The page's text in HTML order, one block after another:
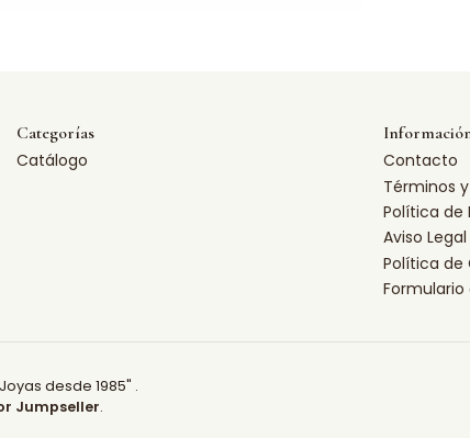
Categorías
Catálogo
Contacto
Términos
Política de
Aviso Legal
Política de
desde 1985" .
Jumpseller.